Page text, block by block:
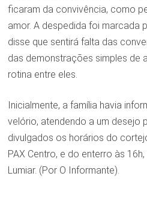
ficaram da convivência, como
amor. A despedida foi marcada
disse que sentirá falta das
das demonstrações simples de
rotina entre eles.
Inicialmente, a família havia
velório, atendendo a um desejo
divulgados os horários do
PAX Centro, e do enterro às
Lumiar. (Por O Informante).